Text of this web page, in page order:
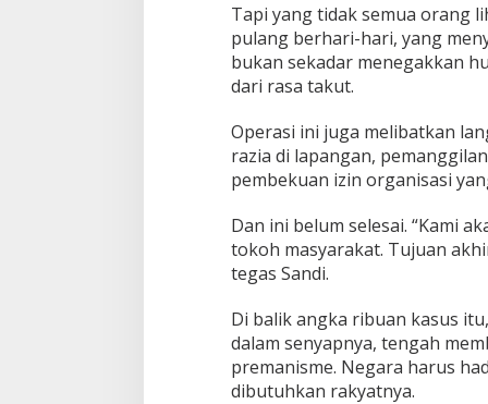
Tapi yang tidak semua orang
pulang berhari-hari, yang
bukan sekadar menegakkan
dari rasa takut.
Operasi ini juga melibatkan
razia di lapangan,
pembekuan izin organisasi
Dan ini belum selesai. “Kami
tokoh masyarakat. Tujuan
tegas Sandi.
Di balik angka ribuan kasus
dalam senyapnya, tengah
premanisme. Negara harus
dibutuhkan rakyatnya.